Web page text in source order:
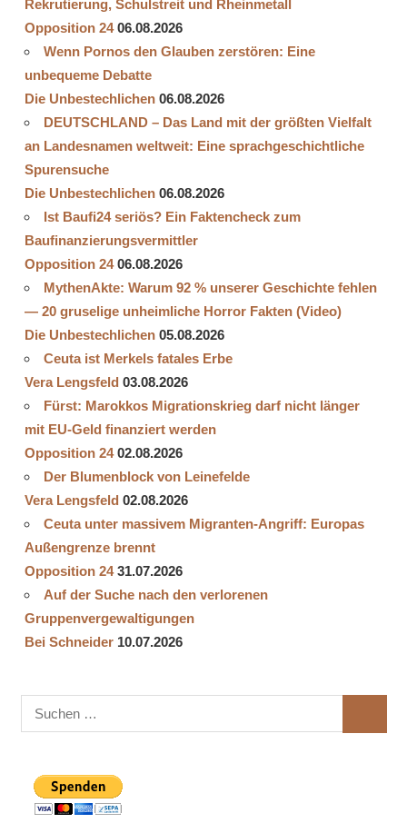
Rekrutierung, Schulstreit und Rheinmetall
Opposition 24 06.08.2026
Wenn Pornos den Glauben zerstören: Eine
unbequeme Debatte
Die Unbestechlichen 06.08.2026
DEUTSCHLAND – Das Land mit der größten Vielfalt
an Landesnamen weltweit: Eine sprachgeschichtliche
Spurensuche
Die Unbestechlichen 06.08.2026
Ist Baufi24 seriös? Ein Faktencheck zum
Baufinanzierungsvermittler
Opposition 24 06.08.2026
MythenAkte: Warum 92 % unserer Geschichte fehlen
— 20 gruselige unheimliche Horror Fakten (Video)
Die Unbestechlichen 05.08.2026
Ceuta ist Merkels fatales Erbe
Vera Lengsfeld 03.08.2026
Fürst: Marokkos Migrationskrieg darf nicht länger
mit EU-Geld finanziert werden
Opposition 24 02.08.2026
Der Blumenblock von Leinefelde
Vera Lengsfeld 02.08.2026
Ceuta unter massivem Migranten-Angriff: Europas
Außengrenze brennt
Opposition 24 31.07.2026
Auf der Suche nach den verlorenen
Gruppenvergewaltigungen
Bei Schneider 10.07.2026
Suchen
nach: